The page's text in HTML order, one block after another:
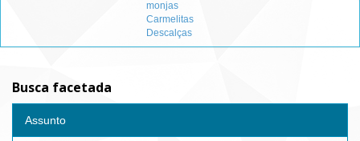
monjas
Carmelitas
Descalças
Busca facetada
Assunto